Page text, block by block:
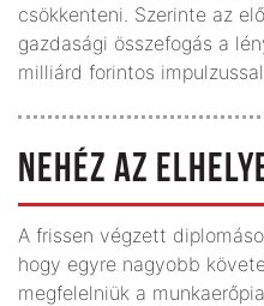
csökkenteni. Szerinte az
gazdasági összefogás a
milliárd forintos
NEHÉZ AZ
A frissen végzett
hogy egyre nagyobb
megfelelniük a